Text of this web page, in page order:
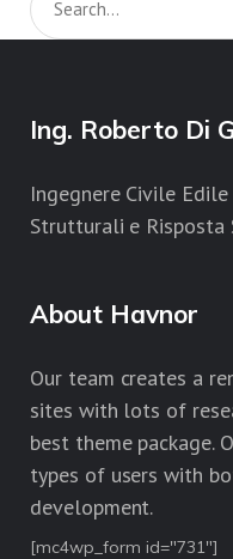
Ing. Roberto Di
Ingegnere Civile
Strutturali e Risposta
About Havnor
Our team creates a
sites with lots of
best theme package.
types of users with
development.
[mc4wp_form id="731"]